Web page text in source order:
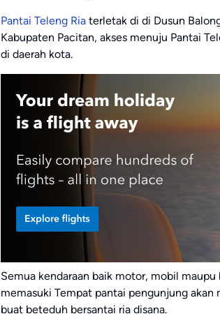
Pantai Teleng Ria terletak di di Dusun
Kabupaten Pacitan, akses menuju Pantai
di daerah kota.
Semua kendaraan baik motor, mobil
memasuki Tempat pantai pengunjung
buat beteduh bersantai ria disana.